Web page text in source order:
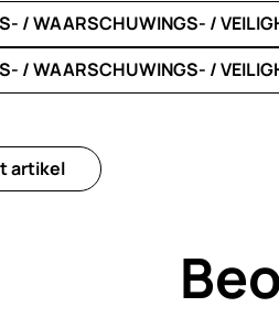
/ WAARSCHUWINGS- /
/ WAARSCHUWINGS- /
artikel